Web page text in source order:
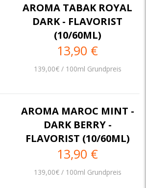
AROMA TABAK ROYAL
DARK - FLAVORIST
(10/60ML)
13,90 €
139,00€ / 100ml Grundpreis
AROMA MAROC MINT -
DARK BERRY -
FLAVORIST (10/60ML)
13,90 €
139,00€ / 100ml Grundpreis